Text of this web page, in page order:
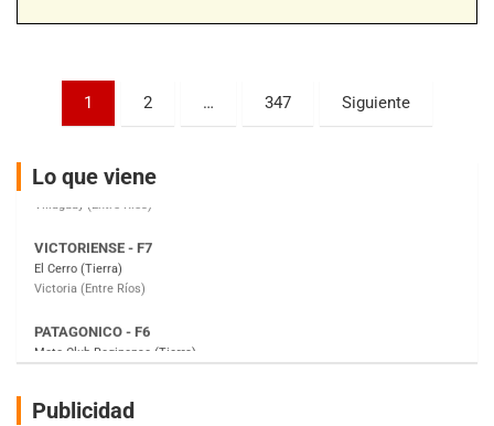
Paginación
entradas
1 2 … 347 Siguiente
Lo que viene
Parque de la Velocidad (Asfalto)
Villaguay (Entre Ríos)
Victoria (Entre Ríos)
Moto Club Reginense (Tierra)
Gral. E. Godoy (Río Negro)
Juventud Unida (Tierra)
Humboldt (Santa Fe)
Ciudad de Avellaneda (Asfalto)
Publicidad